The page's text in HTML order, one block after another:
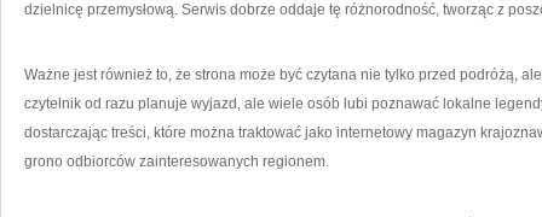
dzielnicę przemysłową. Serwis dobrze oddaje tę różnorodność, tworząc z
Ważne jest również to, że strona może być czytana nie tylko przed podróżą,
czytelnik od razu planuje wyjazd, ale wiele osób lubi poznawać lokalne
dostarczając treści, które można traktować jako internetowy magazyn
grono odbiorców zainteresowanych regionem.